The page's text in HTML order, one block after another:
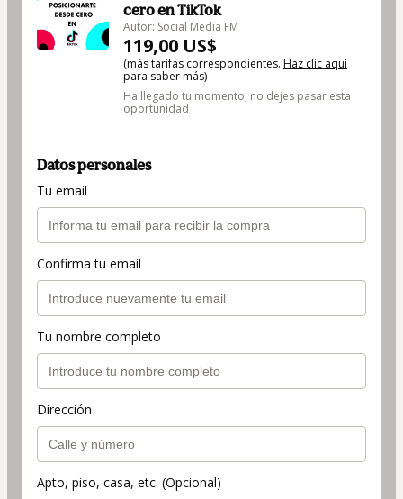
cero en TikTok
Autor: Social Media FM
119,00 US$
(más tarifas correspondientes. Haz clic aquí
para saber más)
Ha llegado tu momento, no dejes pasar esta
oportunidad
Datos personales
Tu email
Confirma tu email
Tu nombre completo
Dirección
Apto, piso, casa, etc. (Opcional)